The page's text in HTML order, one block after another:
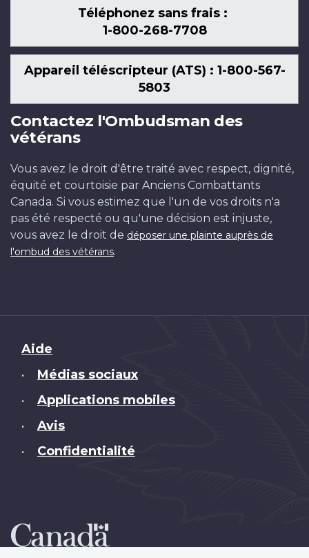
Téléphonez sans frais :
1-800-268-7708
Appareil téléscripteur (ATS) : 1-800-567-
5803
Contactez l'Ombudsman des
vétérans
Vous avez le droit d'être traité avec respect, dignité,
équité et courtoisie par Anciens Combattants
Canada. Si vous estimez que l'un de vos droits n'a
pas été respecté ou qu'une décision est injuste,
vous avez le droit de déposer une plainte auprès de
l'ombud des vétérans.
Brand
Aide
• Médias sociaux
• Applications mobiles
• Avis
• Confidentialité